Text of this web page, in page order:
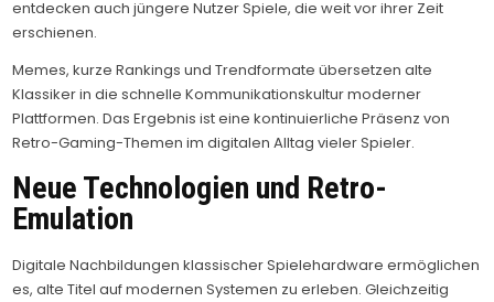
entdecken auch jüngere Nutzer Spiele, die weit vor ihrer Zeit
erschienen.
Memes, kurze Rankings und Trendformate übersetzen alte
Klassiker in die schnelle Kommunikationskultur moderner
Plattformen. Das Ergebnis ist eine kontinuierliche Präsenz von
Retro-Gaming-Themen im digitalen Alltag vieler Spieler.
Neue Technologien und Retro-
Emulation
Digitale Nachbildungen klassischer Spielehardware ermöglichen
es, alte Titel auf modernen Systemen zu erleben. Gleichzeitig